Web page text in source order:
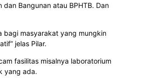
dan Bangunan atau BPHTB. Dan
bagi masyarakat yang mungkin
jelas Pilar.
fasilitas misalnya laboratorium
yang ada.